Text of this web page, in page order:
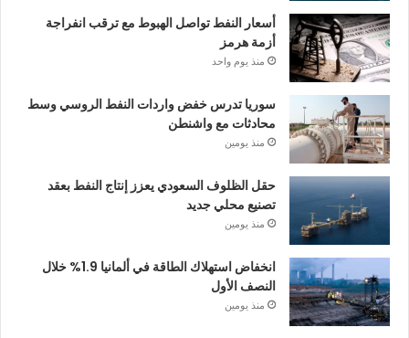
أسعار النفط تواصل الهبوط مع ترقب انفراجة
أزمة هرمز
منذ يوم واحد
سوريا تدرس خفض واردات النفط الروسي وسط
محادثات مع واشنطن
منذ يومين
حقل الظلوف السعودي يعزز إنتاج النفط بعقد
تصنيع محلي جديد
منذ يومين
انخفاض استهلاك الطاقة في ألمانيا 1.9% خلال
النصف الأول
منذ يومين